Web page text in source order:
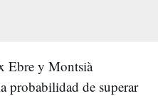
Ebre y Montsià
probabilidad de superar